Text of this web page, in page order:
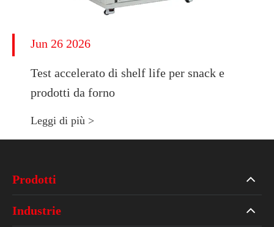
Jun 26 2026
Test accelerato di shelf life per snack e
prodotti da forno
Leggi di più >
Prodotti
Industrie